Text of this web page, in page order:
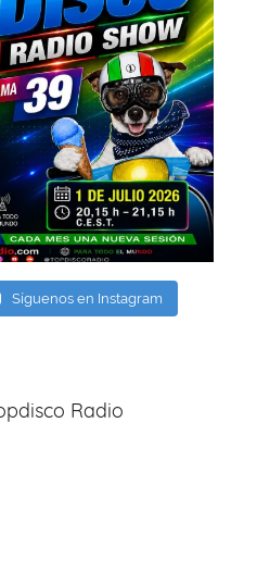
Síguenos en Instagram
Radio